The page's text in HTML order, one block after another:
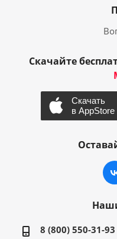
Скачайте
8 (800) 550-31-93